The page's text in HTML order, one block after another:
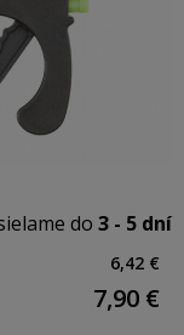
do 3 - 5 dní
6,42 €
7,90 €